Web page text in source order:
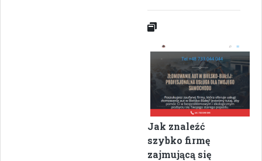
Jak znaleźć
szybko firmę
zajmującą się